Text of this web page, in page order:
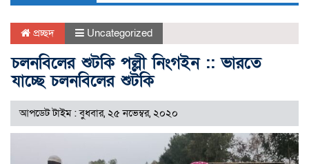
প্রচ্ছদ Uncategorized
চলনবিলের শুটকি পল্লী নিংগইন :: ভারতে
যাচ্ছে চলনবিলের শুটকি
আপডেট টাইম : বুধবার, ২৫ নভেম্বর, ২০২০